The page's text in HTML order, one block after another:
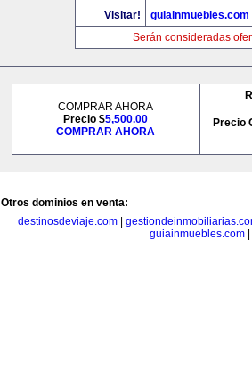
Visitar!
guiainmuebles.com
Serán consideradas
COMPRAR AHORA
Precio $5,500.00
COMPRAR AHORA
Precio
Otros dominios en venta:
destinosdeviaje.com|
guiainmuebles.com|